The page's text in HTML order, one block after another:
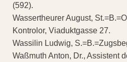
(592).
Wassertheurer August,
Kontrolor, Viaduktgasse 27.
Wassilin Ludwig,
Waßmuth Anton, Dr., Assistent